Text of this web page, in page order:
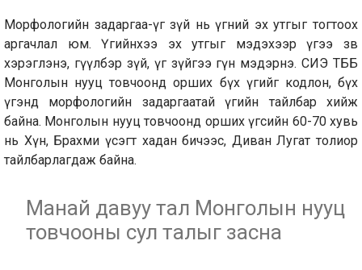
Морфологийн задаргаа-үг зүй нь үгний эх утгыг тогтоох
аргачлал юм. Үгийнхээ эх утгыг мэдэхээр үгээ зөв
хэрэглэнэ, өгүүлбэр зүй, үг зүйгээ гүн мэдэрнэ. СИЭ ТББ
Монголын нууц товчоонд орших бүх үгийг кодлон, бүх
үгэнд морфологийн задаргаатай үгийн тайлбар хийж
байна. Монголын нууц товчоонд орших үгсийн 60-70 хувь
нь Хүн, Брахми үсэгт хадан бичээс, Диван Лугат толиор
тайлбарлагдаж байна.
Манай давуу тал Монголын нууц
товчооны сул талыг засна